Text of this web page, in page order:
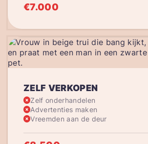
€7.000
ZELF VERKOPEN
Zelf onderhandelen
Advertenties maken
Vreemden aan de deur